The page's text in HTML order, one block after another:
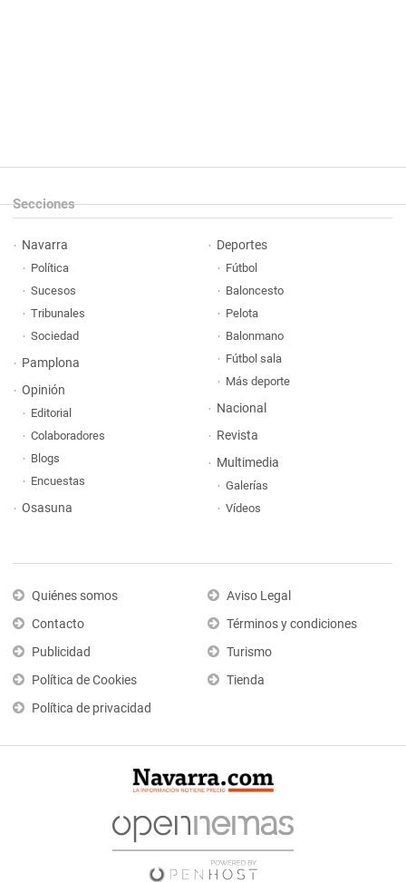
Secciones
Navarra
Política
Sucesos
Tribunales
Sociedad
Pamplona
Opinión
Editorial
Colaboradores
Blogs
Encuestas
Osasuna
Deportes
Fútbol
Baloncesto
Pelota
Balonmano
Fútbol sala
Más deporte
Nacional
Revista
Multimedia
Galerías
Vídeos
Quiénes somos
Contacto
Publicidad
Política de Cookies
Política de privacidad
Aviso Legal
Términos y condiciones
Turismo
Tienda